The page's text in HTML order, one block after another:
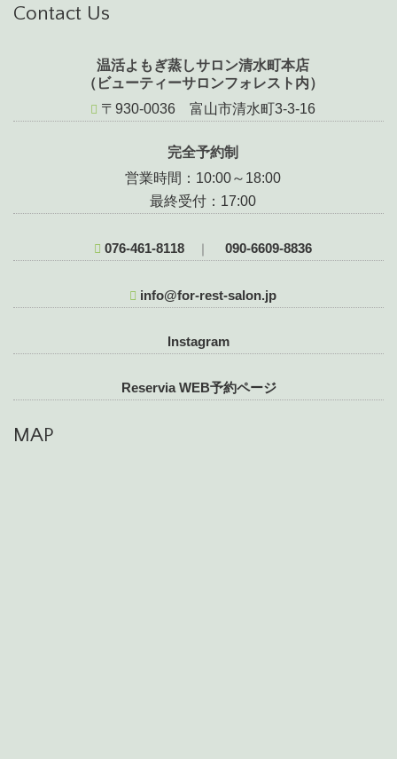
Contact Us
温活よもぎ蒸しサロン清水町本店
（ビューティーサロンフォレスト内）
〒930-0036 富山市清水町3-3-16
完全予約制
営業時間：10:00～18:00
最終受付：17:00
076-461-8118 ｜ 090-6609-8836
info@for-rest-salon.jp
Instagram
Reservia WEB予約ページ
MAP